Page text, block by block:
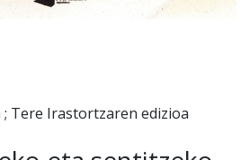
Tere Irastortzaren edizioa